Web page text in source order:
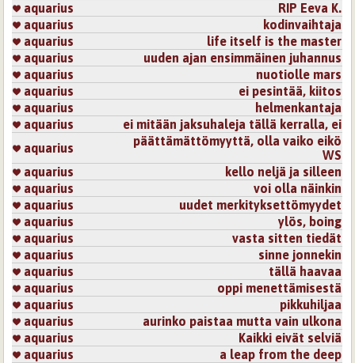
aquarius
RIP Eeva K.
aquarius
kodinvaihtaja
aquarius
life itself is the master
aquarius
uuden ajan ensimmäinen juhannus
aquarius
nuotiolle mars
aquarius
ei pesintää, kiitos
aquarius
helmenkantaja
aquarius
ei mitään jaksuhaleja tällä kerralla, ei
aquarius
päättämättömyyttä, olla vaiko eikö
WS
aquarius
kello neljä ja silleen
aquarius
voi olla näinkin
aquarius
uudet merkityksettömyydet
aquarius
ylös, boing
aquarius
vasta sitten tiedät
aquarius
sinne jonnekin
aquarius
tällä haavaa
aquarius
oppi menettämisestä
aquarius
pikkuhiljaa
aquarius
aurinko paistaa mutta vain ulkona
aquarius
Kaikki eivät selviä
aquarius
a leap from the deep